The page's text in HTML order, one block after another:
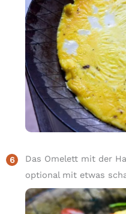
Das Omelett mit der
optional mit etwas